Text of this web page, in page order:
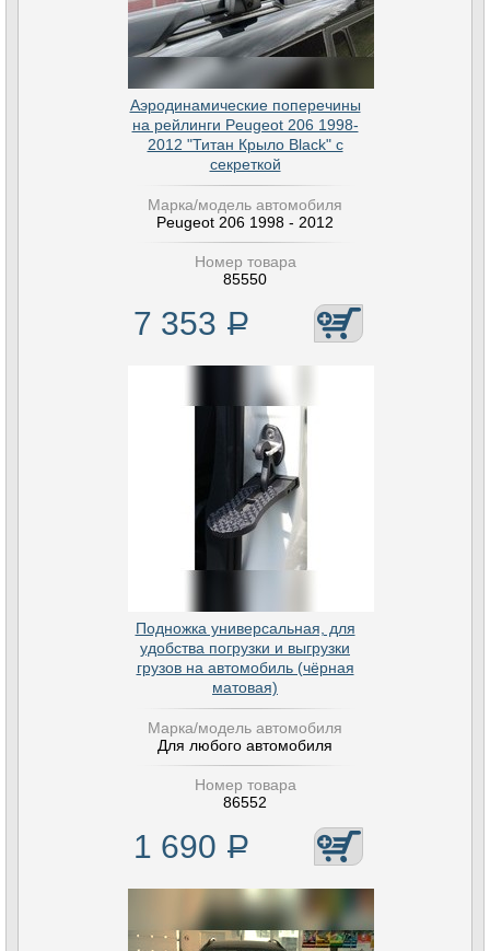
Аэродинамические поперечины
на рейлинги Peugeot 206 1998-
2012 "Титан Крыло Black" с
секреткой
Марка/модель автомобиля
Peugeot 206 1998 - 2012
Номер товара
85550
7 353 Р
Подножка универсальная, для
удобства погрузки и выгрузки
грузов на автомобиль (чёрная
матовая)
Марка/модель автомобиля
Для любого автомобиля
Номер товара
86552
1 690 Р